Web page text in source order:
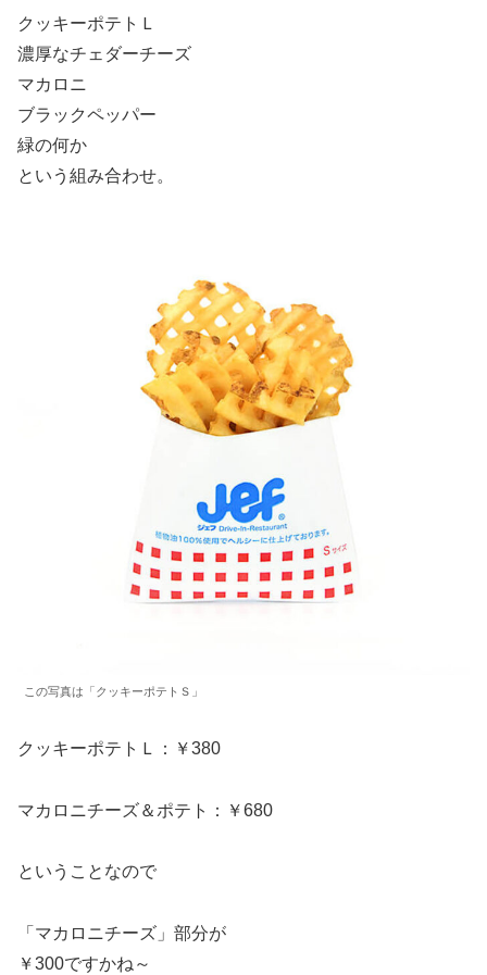
クッキーポテトＬ
濃厚なチェダーチーズ
マカロニ
ブラックペッパー
緑の何か
という組み合わせ。
この写真は「クッキーポテトＳ」
クッキーポテトＬ：￥380
マカロニチーズ＆ポテト：￥680
ということなので
「マカロニチーズ」部分が
￥300ですかね～